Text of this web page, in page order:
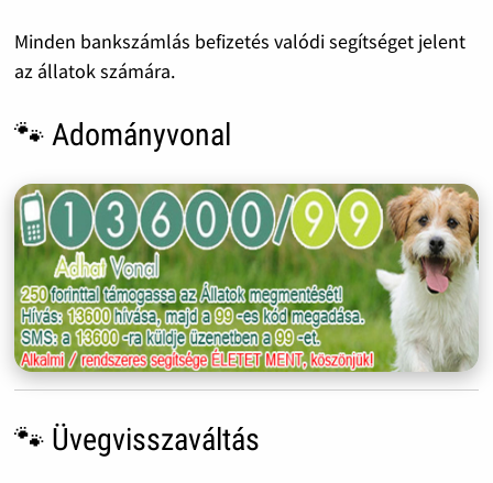
Minden bankszámlás befizetés valódi segítséget jelent
az állatok számára.
🐾 Adományvonal
🐾 Üvegvisszaváltás